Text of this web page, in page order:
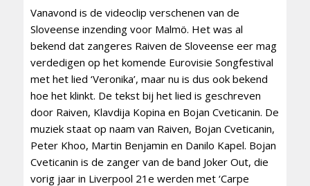
Vanavond is de videoclip verschenen van de
Sloveense inzending voor Malmö. Het was al
bekend dat zangeres Raiven de Sloveense eer mag
verdedigen op het komende Eurovisie Songfestival
met het lied ‘Veronika’, maar nu is dus ook bekend
hoe het klinkt. De tekst bij het lied is geschreven
door Raiven, Klavdija Kopina en Bojan Cveticanin. De
muziek staat op naam van Raiven, Bojan Cveticanin,
Peter Khoo, Martin Benjamin en Danilo Kapel. Bojan
Cveticanin is de zanger van de band Joker Out, die
vorig jaar in Liverpool 21e werden met ‘Carpe